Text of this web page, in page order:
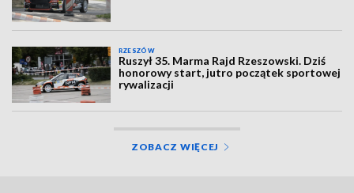
RZESZÓW
Ruszył 35. Marma Rajd Rzeszowski. Dziś
honorowy start, jutro początek sportowej
rywalizacji
ZOBACZ WIĘCEJ